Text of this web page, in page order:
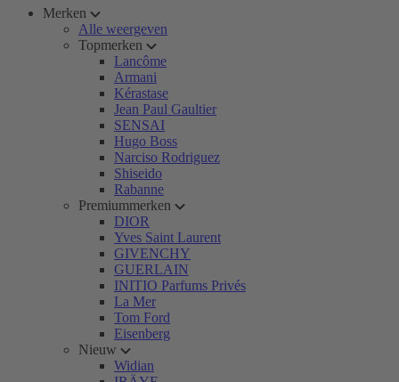
Merken
Alle weergeven
Topmerken
Lancôme
Armani
Kérastase
Jean Paul Gaultier
SENSAI
Hugo Boss
Narciso Rodriguez
Shiseido
Rabanne
Premiummerken
DIOR
Yves Saint Laurent
GIVENCHY
GUERLAIN
INITIO Parfums Privés
La Mer
Tom Ford
Eisenberg
Nieuw
Widian